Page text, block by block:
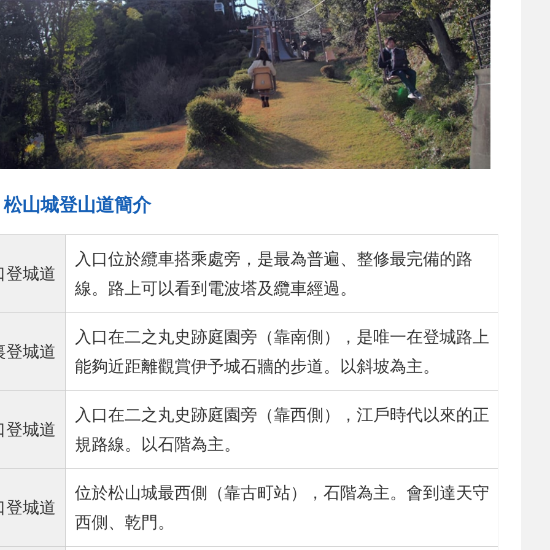
松山城登山道簡介
登城道
入口位於纜車搭乘處旁，是最為普遍、整修最完備的路
線。路上可以看到電波塔及纜車經過。
登城道
入口在二之丸史跡庭園旁（靠南側），是唯一在登城路上
能夠近距離觀賞伊予城石牆的步道。以斜坡為主。
登城道
入口在二之丸史跡庭園旁（靠西側），江戶時代以來的正
規路線。以石階為主。
登城道
位於松山城最西側（靠古町站），石階為主。會到達天守
西側、乾門。